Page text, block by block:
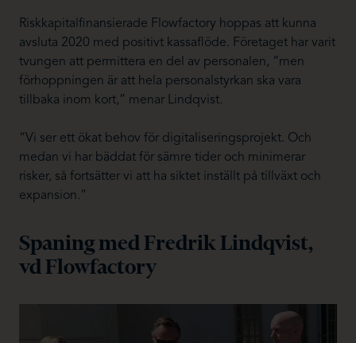
Riskkapitalfinansierade Flowfactory hoppas att kunna
avsluta 2020 med positivt kassaflöde. Företaget har varit
tvungen att permittera en del av personalen, “men
förhoppningen är att hela personalstyrkan ska vara
tillbaka inom kort,” menar Lindqvist.
“Vi ser ett ökat behov för digitaliseringsprojekt. Och
medan vi har bäddat för sämre tider och minimerar
risker, så fortsätter vi att ha siktet inställt på tillväxt och
expansion.”
Spaning med Fredrik Lindqvist,
vd Flowfactory